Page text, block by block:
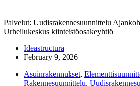
Palvelut: Uudisrakennesuunnittelu
Urheilukeskus kiinteistöosakeyhtiö
Ideastructura
February 9, 2026
Asuinrakennukset,
Rakennesuunnittelu,